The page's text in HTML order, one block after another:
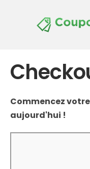
Commencez
aujourd'hui !